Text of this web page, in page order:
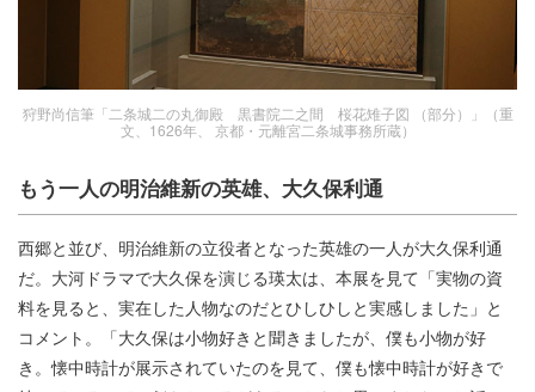
狩野尚信筆「二条城二の丸御殿 黒書院二之間 桜花雉子図 （部分）」（重
文、1626年、 京都・元離宮二条城事務所蔵）
もう一人の明治維新の英雄、大久保利通
西郷と並び、明治維新の立役者となった英雄の一人が大久保利通
だ。大河ドラマで大久保を演じる瑛太は、本展を見て「実物の資
料を見ると、実在した人物なのだとひしひしと実感しました」と
コメント。「大久保は小物好きと聞きましたが、僕も小物が好
き。懐中時計が展示されていたのを見て、僕も懐中時計が好きで